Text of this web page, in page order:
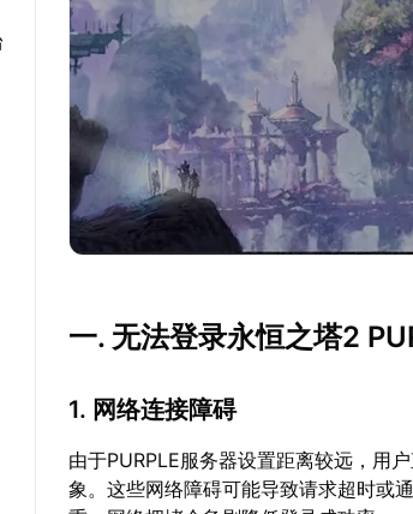
一. 无法登录永恒之塔2
1. 网络连接障碍
由于PURPLE服务器设置距离较远，用
象。这些网络障碍可能导致请求超时或